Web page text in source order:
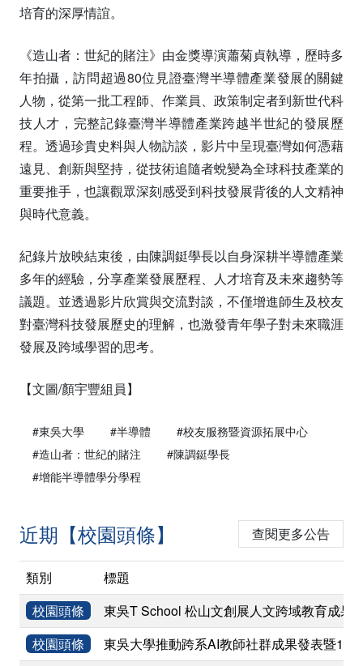
培育的深厚情誼。
《造山者：世紀的賭注》由金獎導演蕭菊貞執導，歷時多
年拍攝，訪問超過80位見證臺灣半導體產業發展的關鍵
人物，從第一批工程師、作業員、政策制定者到新世代科
技人才，完整記錄臺灣半導體產業跨越半世紀的發展歷
程。透過珍貴史料與人物訪談，影片中呈現臺灣如何憑藉
遠見、創新與堅持，從技術追隨者蛻變為全球科技產業的
重要推手，也讓觀眾深刻感受到科技發展背後的人文精神
與時代意義。
紀錄片放映結束後，由陳調鋌學長以自身深耕半導體產業
多年的經驗，分享產業發展歷程、人才培育及未來趨勢等
議題。並透過影片欣賞與交流對談，不僅增進師生及校友
對臺灣科技發展歷史的理解，也激發青年學子對未來職涯
發展及跨域學習的思考。
【文圖/顏宇豐組員】
#東吳大學 #半導體
#校友服務暨資源拓展中心
#造山者：世紀的賭注
#陳調鋌學長
#增能半導體學分學程
近期【校園頭條】 查閱更多公告
類別
標題
校園頭條
東吳T School 松山文創展人文跨域教育成果
校園頭條
東吳大學推動跨系AI教師社群成果發表暨